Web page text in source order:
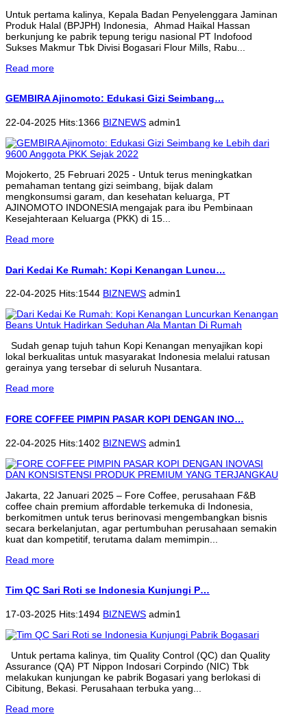
Untuk pertama kalinya, Kepala Badan Penyelenggara Jaminan
Produk Halal (BPJPH) Indonesia, Ahmad Haikal Hassan
berkunjung ke pabrik tepung terigu nasional PT Indofood
Sukses Makmur Tbk Divisi Bogasari Flour Mills, Rabu...
Read more
GEMBIRA Ajinomoto: Edukasi Gizi Seimbang…
22-04-2025 Hits:1366 BIZNEWS admin1
Mojokerto, 25 Februari 2025 - Untuk terus meningkatkan
pemahaman tentang gizi seimbang, bijak dalam
mengkonsumsi garam, dan kesehatan keluarga, PT
AJINOMOTO INDONESIA mengajak para ibu Pembinaan
Kesejahteraan Keluarga (PKK) di 15...
Read more
Dari Kedai Ke Rumah: Kopi Kenangan Luncu…
22-04-2025 Hits:1544 BIZNEWS admin1
Sudah genap tujuh tahun Kopi Kenangan menyajikan kopi
lokal berkualitas untuk masyarakat Indonesia melalui ratusan
gerainya yang tersebar di seluruh Nusantara.
Read more
FORE COFFEE PIMPIN PASAR KOPI DENGAN INO…
22-04-2025 Hits:1402 BIZNEWS admin1
Jakarta, 22 Januari 2025 – Fore Coffee, perusahaan F&B
coffee chain premium affordable terkemuka di Indonesia,
berkomitmen untuk terus berinovasi mengembangkan bisnis
secara berkelanjutan, agar pertumbuhan perusahaan semakin
kuat dan kompetitif, terutama dalam memimpin...
Read more
Tim QC Sari Roti se Indonesia Kunjungi P…
17-03-2025 Hits:1494 BIZNEWS admin1
Untuk pertama kalinya, tim Quality Control (QC) dan Quality
Assurance (QA) PT Nippon Indosari Corpindo (NIC) Tbk
melakukan kunjungan ke pabrik Bogasari yang berlokasi di
Cibitung, Bekasi. Perusahaan terbuka yang...
Read more